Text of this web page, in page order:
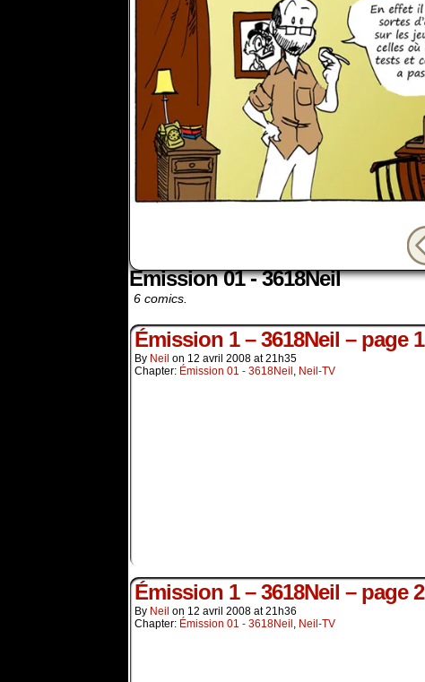
Émission 01 - 3618Neil
6 comics.
Émission 1 – 3618Neil – page 1
By Neil on 12 avril 2008 at21h35
Chapter: Émission 01 - 3618Neil , Neil-TV
Émission 1 – 3618Neil – page 2
By Neil on 12 avril 2008 at21h36
Chapter: Émission 01 - 3618Neil , Neil-TV